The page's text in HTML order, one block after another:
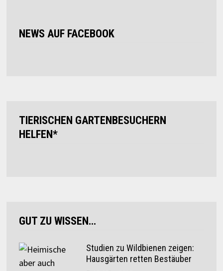
NEWS AUF FACEBOOK
TIERISCHEN GARTENBESUCHERN
HELFEN*
GUT ZU WISSEN…
Studien zu Wildbienen zeigen:
Hausgärten retten Bestäuber